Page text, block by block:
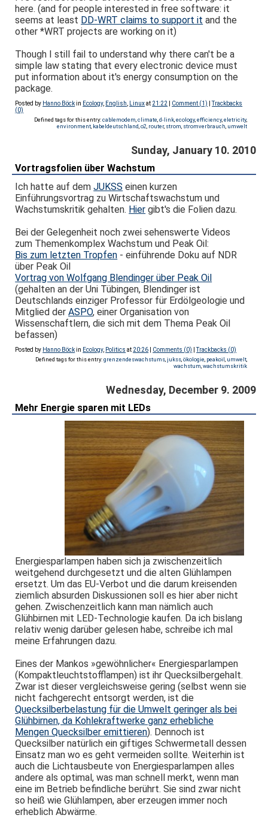
here. (and for people interested in free software: it
seems at least DD-WRT claims to support it and the
other *WRT projects are working on it)
Though I still fail to understand why there can't be a
simple law stating that every electronic device must
put information about it's energy consumption on the
package.
Posted by Hanno Böckin Ecology, English Linuxat 21:22 Comment (1) |Trackbacks
(0)
Defined tags for this entry:cablemodem climate d-link, ecology,efficiency,eletricity,
environment, kabeldeutschland o2 router, strom stromverbrauch umwelt
Sunday, January 10. 2010
Vortragsfolien über Wachstum
Ich hatte auf demJUKSS einen kurzen
Einführungsvortrag zu Wirtschaftswachstum und
Wachstumskritik gehalten. Hier gibt's die Folien dazu.
Bei der Gelegenheit noch zwei sehenswerte Videos
zum Themenkomplex Wachstum und Peak Oil:
Bis zum letzten Tropfen - einführende Doku auf NDR
über Peak Oil
Vortrag von Wolfgang Blendinger über Peak Oil
(gehalten an der Uni Tübingen, Blendinger ist
Deutschlands einziger Professor für Erdölgeologie und
Mitglied derASPO, einer Organisation von
Wissenschaftlern, die sich mit dem Thema Peak Oil
befassen)
Posted by Hanno Böckin Ecology, Politics at 20:26 Comments (0) |Trackbacks (0)
Defined tags for this entry:grenzendeswachstums, jukss, ökologie peakoil umwelt,
wachstum wachstumskritik
Wednesday, December 9. 2009
Mehr Energie sparen mit LEDs
Energiesparlampen haben sich ja zwischenzeitlich
weitgehend durchgesetzt und die alten Glühlampen
ersetzt. Um das EU-Verbot und die darum kreisenden
ziemlich absurden Diskussionen soll es hier aber nicht
gehen. Zwischenzeitlich kann man nämlich auch
Glühbirnen mit LED-Technologie kaufen. Da ich bislang
relativ wenig darüber gelesen habe, schreibe ich mal
meine Erfahrungen dazu.
Eines der Mankos »gewöhnlicher« Energiesparlampen
(Kompaktleuchtstofflampen) ist ihr Quecksilbergehalt.
Zwar ist dieser vergleichsweise gering (selbst wenn sie
nicht fachgerecht entsorgt werden, ist die
Quecksilberbelastung für die Umwelt geringer als bei
Glühbirnen, da Kohlekraftwerke ganz erhebliche
Mengen Quecksilber emittieren). Dennoch ist
Quecksilber natürlich ein giftiges Schwermetall dessen
Einsatz man wo es geht vermeiden sollte. Weiterhin ist
auch die Lichtausbeute von Energiesparlampen alles
andere als optimal, was man schnell merkt, wenn man
eine im Betrieb befindliche berührt. Sie sind zwar nicht
so heiß wie Glühlampen, aber erzeugen immer noch
erheblich Abwärme.